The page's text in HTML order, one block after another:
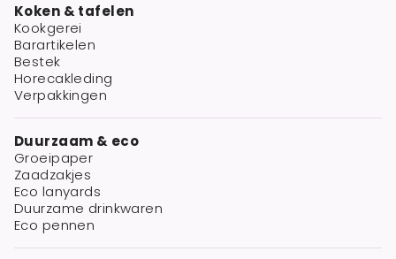
Koken & tafelen
Kookgerei
Barartikelen
Bestek
Horecakleding
Verpakkingen
Duurzaam & eco
Groeipaper
Zaadzakjes
Eco lanyards
Duurzame drinkwaren
Eco pennen